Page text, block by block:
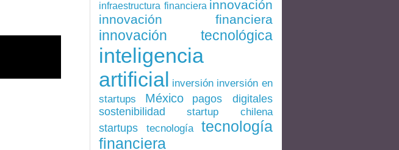
infraestructura financiera innovación
innovación financiera
innovación tecnológica
inteligencia
artificial inversión inversión en
startups
México pagos digitales
sostenibilidad startup chilena
startups tecnología
tecnología
financiera